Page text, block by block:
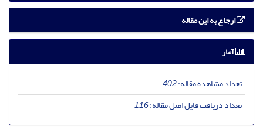
ارجاع به این مقاله
آمار
تعداد مشاهده مقاله:402
تعداد دریافت فایل اصل مقاله:116